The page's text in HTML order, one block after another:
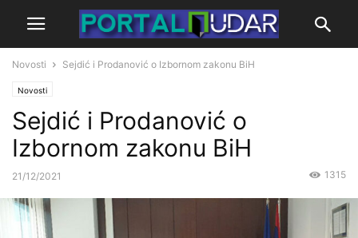
Novosti Sejdić i Prodanović o Izbornom zakonu BiH
Novosti
Sejdić i Prodanović o
Izbornom zakonu BiH
21/12/2021 1315